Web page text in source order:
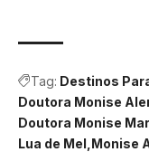
Tag: Destinos
Doutora Monise
Doutora Monise
Lua de Mel Monise